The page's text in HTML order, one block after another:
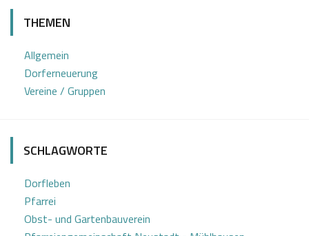
0
9
o
t
THEMEN
Allgemein
Dorferneuerung
Vereine / Gruppen
SCHLAGWORTE
Dorfleben
Pfarrei
Obst- und Gartenbauverein